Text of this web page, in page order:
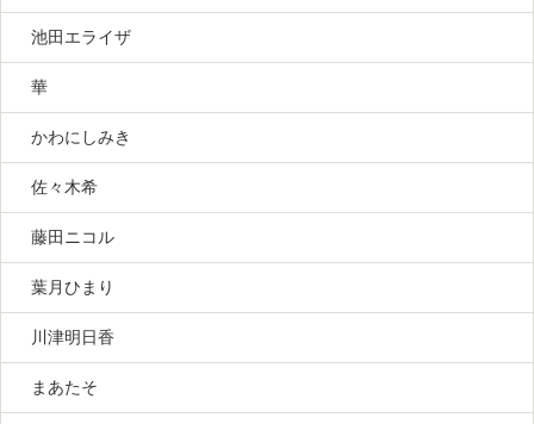
池田エライザ
華
かわにしみき
佐々木希
藤田ニコル
葉月ひまり
川津明日香
まあたそ